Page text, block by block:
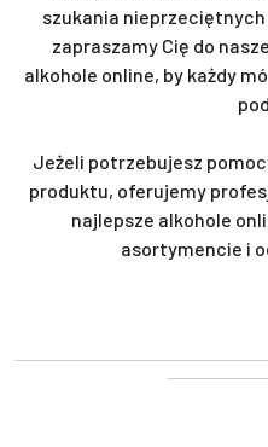
szukania
zapraszamy Cię do
alkohole online, by każdy
Jeżeli potrzebujesz
produktu, oferujemy
najlepsze alkohole
asortymencie i